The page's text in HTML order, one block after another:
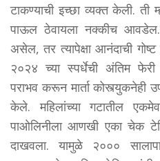
टाकण्याची इच्छा व्यक्त केली. ती
पाऊल ठेवायला नक्कीच
असेल, तर त्यापेक्षा आनंदाची
२०२४ च्या स्पर्धेची अंतिम फेरी
पराभव करून मार्ता कोस्त्युकनेही
केले. महिलांच्या गटातील
पाओलिनीला आणखी एका चेक
दाखवला. यामुळे २०००